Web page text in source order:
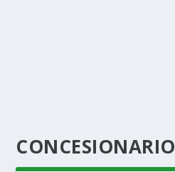
CONCESIONARIO